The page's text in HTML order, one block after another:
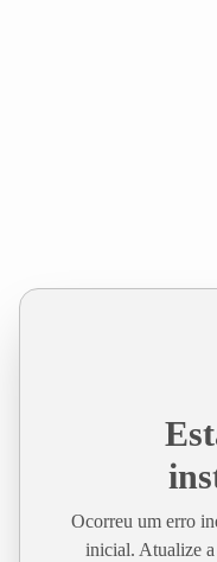
Ocorreu um erro
inicial. Atualize a